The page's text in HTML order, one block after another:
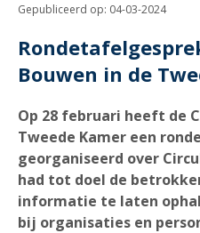
Gepubliceerd op: 04-03-2024
Bouwen in de
Op 28 februari heeft de
Tweede Kamer een
georganiseerd over
had tot doel de
informatie te laten
bij organisaties en